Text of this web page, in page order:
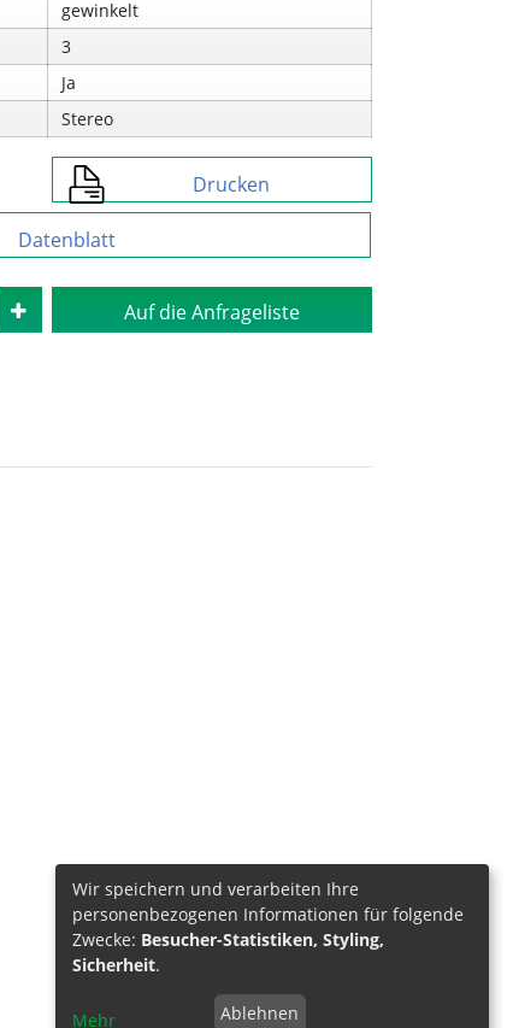
gewinkelt
3
Ja
Stereo
Drucken
Datenblatt
Auf die Anfrageliste
Wir speichern und verarbeiten Ihre
personenbezogenen Informationen für folgende
Zwecke: Besucher-Statistiken, Styling,
Sicherheit.
Mehr Ablehnen